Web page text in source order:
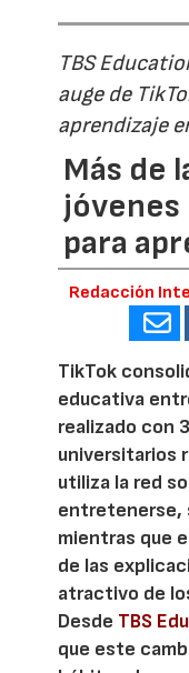
TBS
auge de
aprendizaje
Más de
jóvenes
para
Redacción
TikTok
educativa
realizado con
universitarios
utiliza la red
entretenerse,
mientras que
de las
atractivo de
Desde TBS
que este